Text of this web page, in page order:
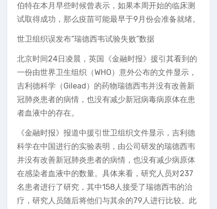
伯特在本月早些时候曾表示，如果本周开始的临床测
试取得成功，那么疫苗可能最早于9月份会准备就绪。
世卫组织误发布“瑞德西韦试验失败”数据
北京时间24日凌晨，英国《金融时报》援引其看到的
一份由世界卫生组织（WHO）意外公布的文件显示，
吉利德科学（Gilead）的药物瑞德西韦并没有改善新
冠肺炎患者的病情，也没有减少新冠病毒病原体在患
者血液中的存在。
《金融时报》报道中援引世卫组织文件显示，吉利德
科学在中国进行的实验表明，由公司研发的瑞德西韦
并没有改善新冠肺炎患者的病情，也没有减少病原体
在感染者血液中的数量。具体来看，研究人员对237
名患者进行了研究，其中158人接受了瑞德西韦的治
疗，研究人员随后将他们与其余的79人进行比较。此